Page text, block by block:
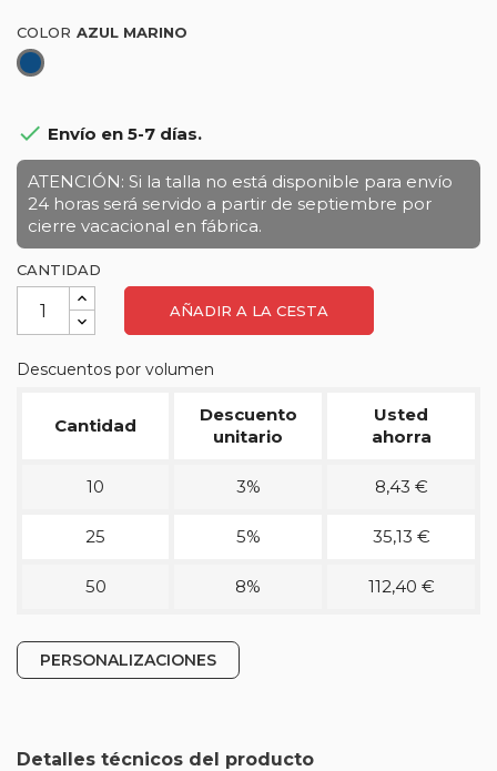
COLOR
Azul
 Envío en 5-7 días.
ATENCIÓN: Si la talla no está disponible para envío
24 horas será servido a partir de septiembre por
cierre vacacional en fábrica.
CANTIDAD
AÑADIR A LA CESTA
Descuentos por volumen
Cantidad
Descuento
unitario
Usted
ahorra
10 3% 8,43 €
25 5% 35,13 €
50 8% 112,40 €
PERSONALIZACIONES
Detalles técnicos del producto